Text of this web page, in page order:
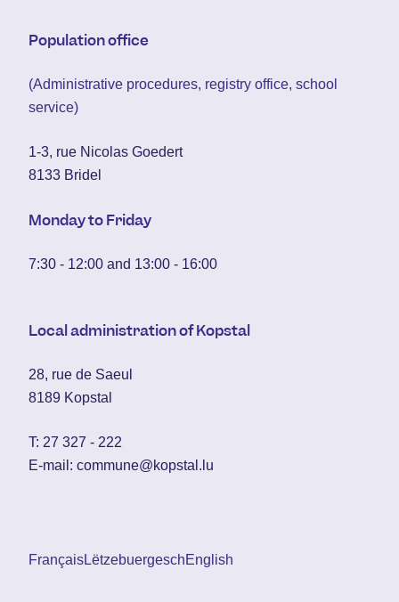
Population office
(Administrative procedures, registry office, school
service)
1-3, rue Nicolas Goedert
8133 Bridel
Monday to Friday
7:30 - 12:00 and 13:00 - 16:00
Local administration of Kopstal
28, rue de Saeul
8189 Kopstal
T: 27 327 - 222
E-mail: commune@kopstal.lu
FrançaisLëtzebuergeschEnglish